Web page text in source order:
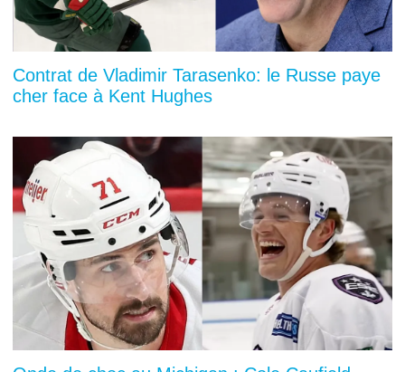
Contrat de Vladimir Tarasenko: le Russe paye
cher face à Kent Hughes